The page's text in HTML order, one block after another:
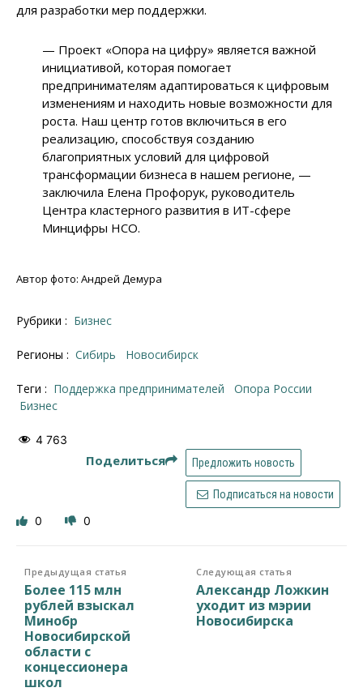
для разработки мер поддержки.
— Проект «Опора на цифру» является важной
инициативой, которая помогает
предпринимателям адаптироваться к цифровым
изменениям и находить новые возможности для
роста. Наш центр готов включиться в его
реализацию, способствуя созданию
благоприятных условий для цифровой
трансформации бизнеса в нашем регионе, —
заключила Елена Профорук, руководитель
Центра кластерного развития в ИТ-сфере
Минцифры НСО.
Автор фото: Андрей Демура
Рубрики : Бизнес
Регионы : Сибирь Новосибирcк
Теги : поддержка предпринимателей
Опора России
бизнес
4 763
Поделиться Предложить новость
Подписаться на новости
0 0
Предыдущая статья
Более 115 млн
рублей взыскал
Минобр
Новосибирской
области с
концессионера
школ
Следующая статья
Александр Ложкин
уходит из мэрии
Новосибирска